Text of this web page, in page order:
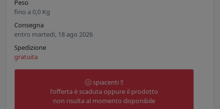
Peso
fino a 0,0 Kg
Consegna
entro martedì, 18 ago 2026
Spedizione
gratuita
spiacenti !!
l'offerta è scaduta oppure il prodotto
non risulta al momento disponibile